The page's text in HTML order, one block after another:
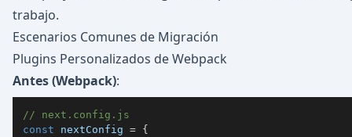
trabajo.
Escenarios Comunes de Migración
Plugins Personalizados de Webpack
Antes (Webpack):
// next.config.js
const nextConfig = {